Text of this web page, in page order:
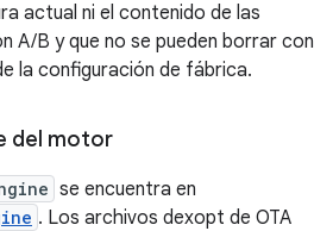
actual ni el contenido de las
A/B y que no se pueden borrar con
la configuración de fábrica.
del motor
se encuentra en
. Los archivos dexopt de OTA